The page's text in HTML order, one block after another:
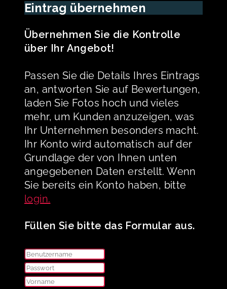
Eintrag übernehmen
Übernehmen Sie die Kontrolle
über Ihr Angebot!
Passen Sie die Details Ihres Eintrags
an, antworten Sie auf Bewertungen,
laden Sie Fotos hoch und vieles
mehr, um Kunden anzuzeigen, was
Ihr Unternehmen besonders macht.
Ihr Konto wird automatisch auf der
Grundlage der von Ihnen unten
angegebenen Daten erstellt. Wenn
Sie bereits ein Konto haben, bitte
login.
Füllen Sie bitte das Formular aus.